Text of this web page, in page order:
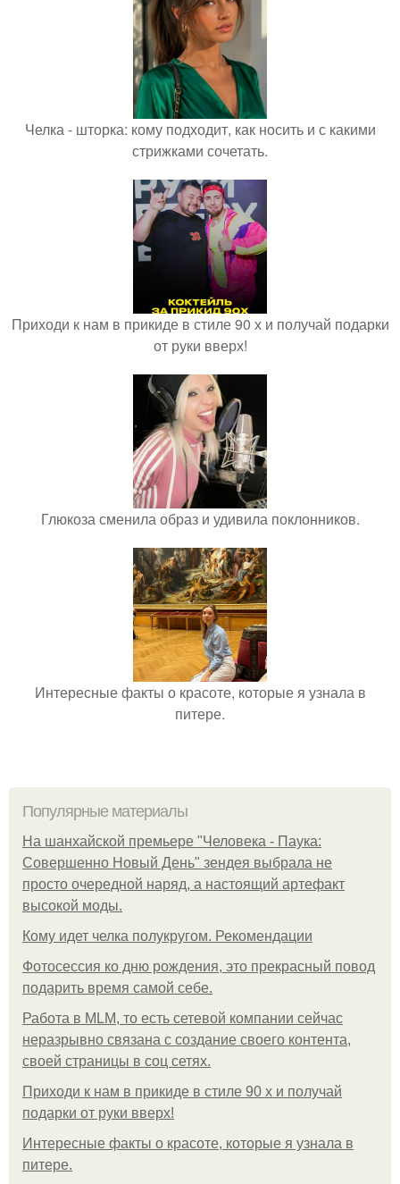
Челка - шторка: кому подходит, как носить и с какими
стрижками сочетать.
Приходи к нам в прикиде в стиле 90 х и получай подарки
от руки вверх!
Глюкоза сменила образ и удивила поклонников.
Интересные факты о красоте, которые я узнала в
питере.
Популярные материалы
На шанхайской премьере "Человека - Паука:
Совершенно Новый День" зендея выбрала не
просто очередной наряд, а настоящий артефакт
высокой моды.
Кому идет челка полукругом. Рекомендации
Фотосессия ко дню рождения, это прекрасный повод
подарить время самой себе.
Работа в MLM, то есть сетевой компании сейчас
неразрывно связана с создание своего контента,
своей страницы в соц сетях.
Приходи к нам в прикиде в стиле 90 х и получай
подарки от руки вверх!
Интересные факты о красоте, которые я узнала в
питере.